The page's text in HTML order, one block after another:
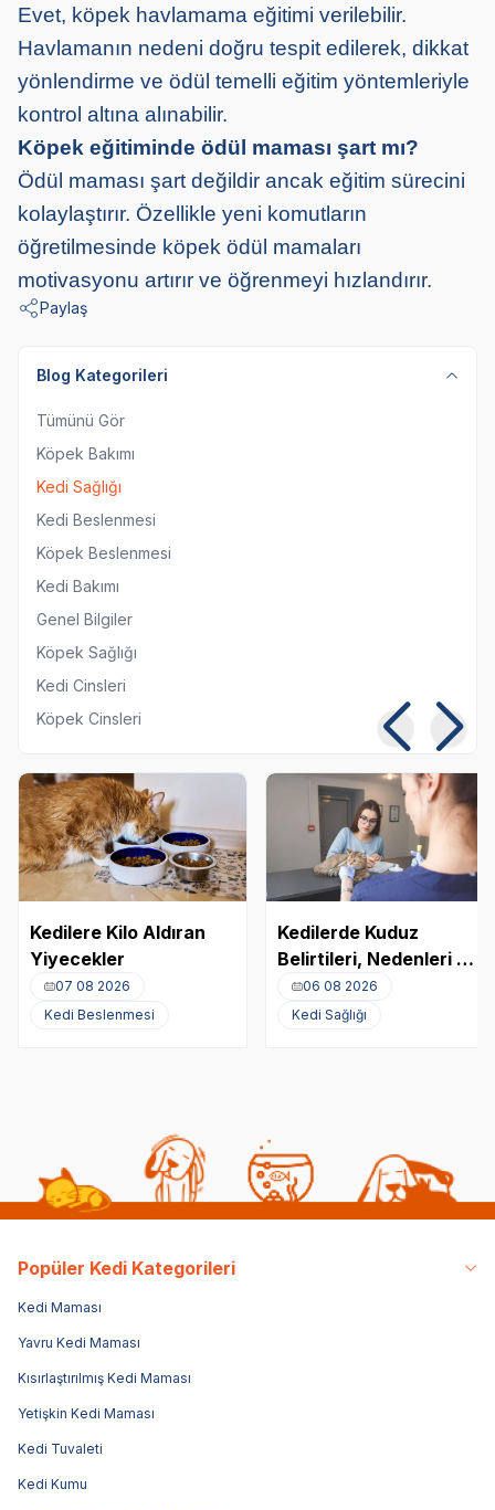
Evet, köpek havlamama eğitimi verilebilir.
Havlamanın nedeni doğru tespit edilerek, dikkat
yönlendirme ve ödül temelli eğitim yöntemleriyle
kontrol altına alınabilir.
Köpek eğitiminde ödül maması şart mı?
Ödül maması şart değildir ancak eğitim sürecini
kolaylaştırır. Özellikle yeni komutların
öğretilmesinde köpek ödül mamaları
motivasyonu artırır ve öğrenmeyi hızlandırır.
Paylaş
Blog Kategorileri
Tümünü Gör
Köpek Bakımı
Kedi Sağlığı
Kedi Beslenmesi
Köpek Beslenmesi
Kedi Bakımı
Genel Bilgiler
Köpek Sağlığı
Kedi Cinsleri
Köpek Cinsleri
Kedilere Kilo Aldıran
Yiyecekler
07 08 2026
Kedi Beslenmesi
Kedilerde Kuduz
Belirtileri, Nedenleri ve
Tedavi Yöntemleri
06 08 2026
Kedi Sağlığı
Popüler Kedi Kategorileri
Kedi Maması
Yavru Kedi Maması
Kısırlaştırılmış Kedi Maması
Yetişkin Kedi Maması
Kedi Tuvaleti
Kedi Kumu